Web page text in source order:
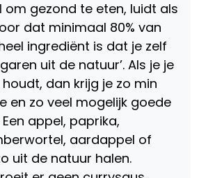
om gezond te eten, luidt als
dat minimaal 80% van
ingrediënt is dat je zelf
uit de natuur’. Als je je
dan krijg je zo min
en zo veel mogelijk goede
appel, paprika,
aardappel of
uit de natuur halen.